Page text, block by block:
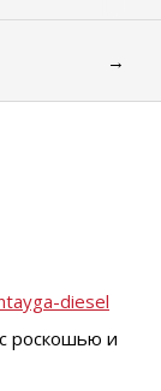
→
diesel
роскошью и